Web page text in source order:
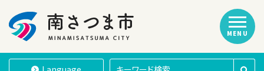
南さつま市
MENU